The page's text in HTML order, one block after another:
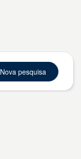
Nova pesquisa